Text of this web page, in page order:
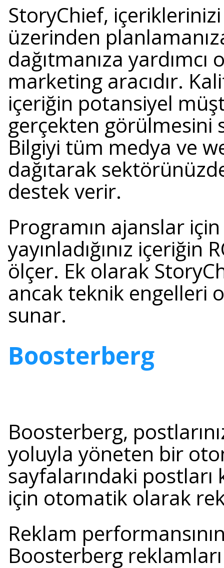
StoryChief,
üzerinden
dağıtmanıza
marketing aracıdır.
içeriğin potansiyel
gerçekten görülmesini
Bilgiyi tüm medya ve
dağıtarak
destek verir.
Programın ajanslar
yayınladığınız içeriğin
ölçer. Ek olarak
ancak teknik engelleri
sunar.
Boosterberg
Boosterberg,
yoluyla yöneten bir
sayfalarındaki postları
için otomatik olarak
Reklam
Boosterberg